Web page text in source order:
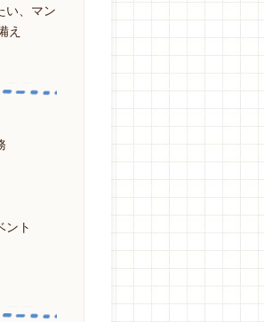
い、マン
え
ント